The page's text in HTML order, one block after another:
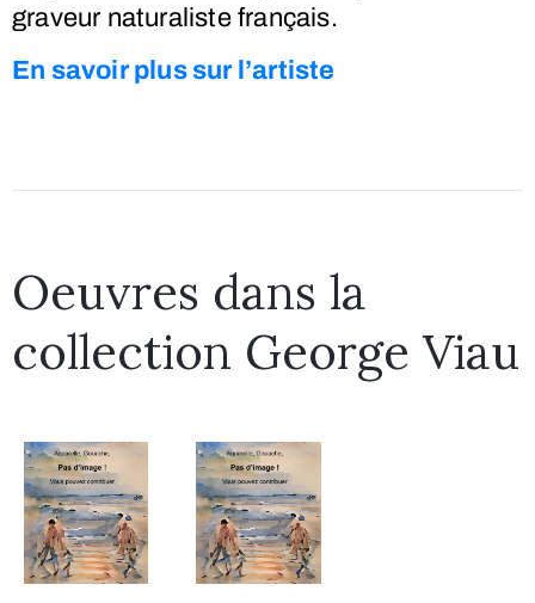
graveur naturaliste français.
En savoir plus sur l’artiste
Oeuvres dans la
collection George Viau